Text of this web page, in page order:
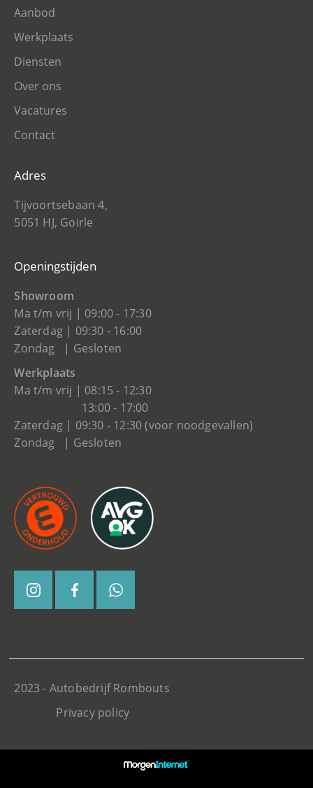
Aanbod
Werkplaats
Diensten
Over ons
Vacatures
Contact
Adres
Tijvoortsebaan 4,
5051 HJ, Goirle
Openingstijden
Showroom
Ma t/m vrij | 09:00 - 17:30
Zaterdag | 09:30 - 16:00
Zondag | Gesloten
Werkplaats
Ma t/m vrij | 08:15 - 12:30
13:00 - 17:00
Zaterdag | 09:30 - 12:30 (voor noodgevallen)
Zondag | Gesloten
2023 - Autobedrijf Rombouts
Privacy policy